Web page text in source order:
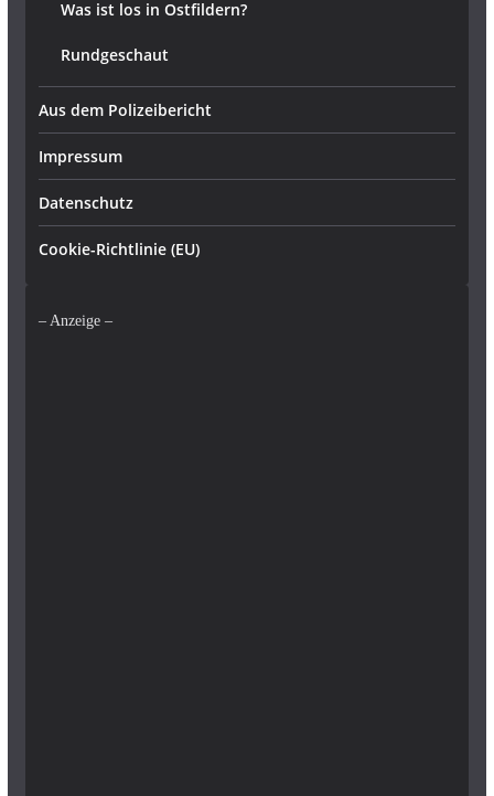
Was ist los in Ostfildern?
Rundgeschaut
Aus dem Polizeibericht
Impressum
Datenschutz
Cookie-Richtlinie (EU)
– Anzeige –